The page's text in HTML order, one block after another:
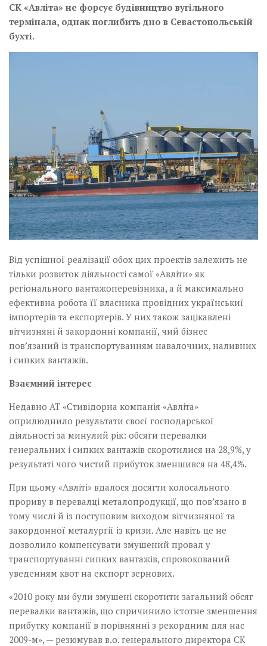
СК «Авліта» не форсує будівництво вугільного
термінала, однак поглибить дно в Севастопольській
бухті.
Від успішної реалізації обох цих проектів залежить не
тільки розвиток діяльності самої «Авліти» як
регіонального вантажо­перевізника, а й максимально
ефективна робота її власника провідних українськиї
імпортерів та експортерів. У них також зацікавлені
вітчизняні й закордонні компанії, чий бізнес
пов’язаний із транспортуванням навалочних, наливних
і сипких вантажів.
Взаємний інтерес
Недавно АТ «Стивідорна компанія «Авліта»
оприлюднило результати своєї господарської
діяльності за минулий рік: обсяги перевалки
генеральних і сипких вантажів скоротилися на 28,9%, у
результаті чого чистий прибуток зменшився на 48,4%.
При цьому «Авліті» вдалося досягти колосального
прориву в перевалці металопродукції, що пов’язано в
тому числі й із поступовим виходом вітчизняної та
закордонної металургії із кризи. Але навіть це не
дозволило компенсувати змушений провал у
транспортуванні сипких вантажів, спровокований
уведенням квот на експорт зернових.
«2010 року ми були змушені скоротити загальний­ обсяг
перевалки вантажів,­ що спричинило істотне зменшення
прибутку компанії­­ в порівнянні з рекордним для нас
2009-м», — резюмував в.о. генерального директора СК